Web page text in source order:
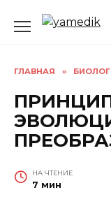
ГЛАВНАЯ »
НА ЧТЕНИЕ
7 мин